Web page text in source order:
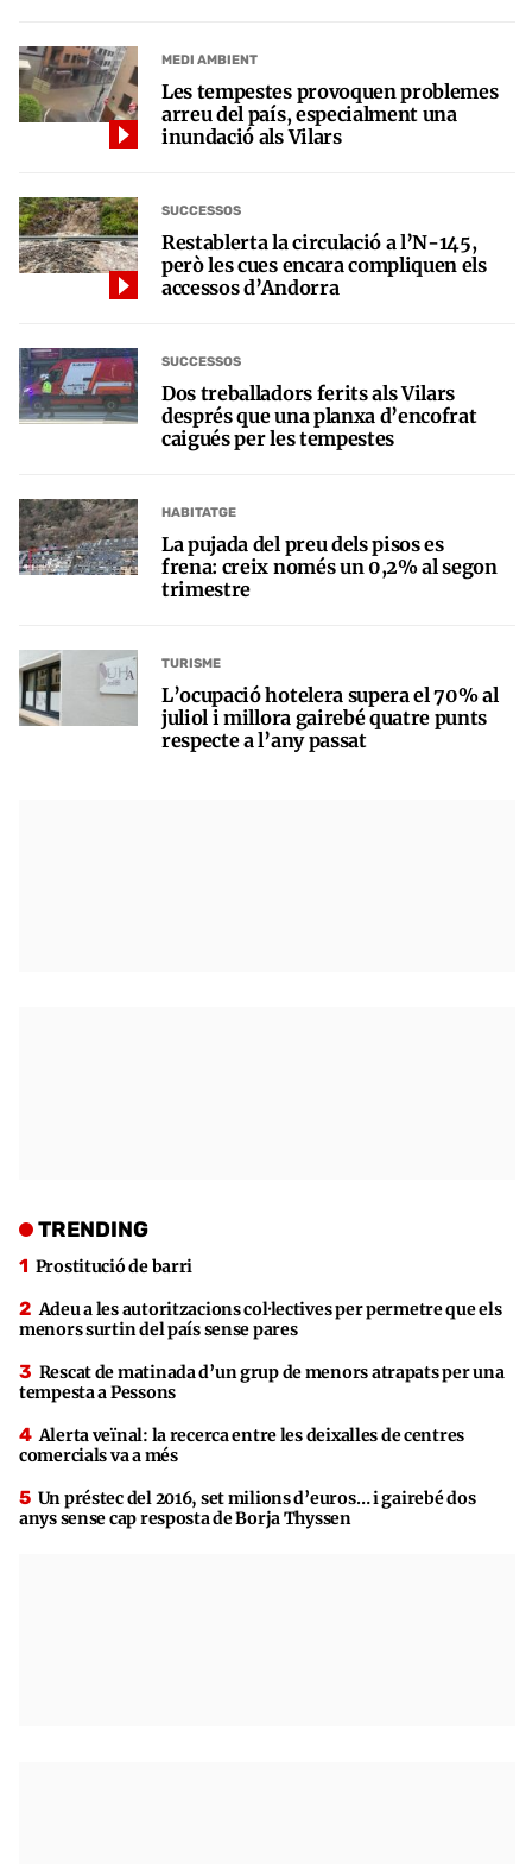
MEDI AMBIENT
Les tempestes provoquen problemes
arreu del país, especialment una
inundació als Vilars
SUCCESSOS
Restablerta la circulació a l’N-145,
però les cues encara compliquen els
accessos d’Andorra
SUCCESSOS
Dos treballadors ferits als Vilars
després que una planxa d’encofrat
caigués per les tempestes
HABITATGE
La pujada del preu dels pisos es
frena: creix només un 0,2% al segon
trimestre
TURISME
L’ocupació hotelera supera el 70% al
juliol i millora gairebé quatre punts
respecte a l’any passat
TRENDING
Prostitució de barri
Adeu a les autoritzacions col·lectives per permetre que els
menors surtin del país sense pares
Rescat de matinada d’un grup de menors atrapats per una
tempesta a Pessons
Alerta veïnal: la recerca entre les deixalles de centres
comercials va a més
Un préstec del 2016, set milions d’euros… i gairebé dos
anys sense cap resposta de Borja Thyssen